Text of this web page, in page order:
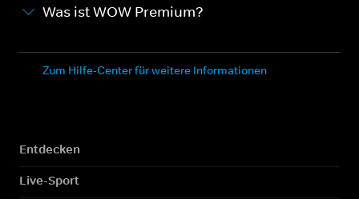
Was ist WOW Premium?
Zum Hilfe-Center für weitere Informationen
Entdecken
Live-Sport